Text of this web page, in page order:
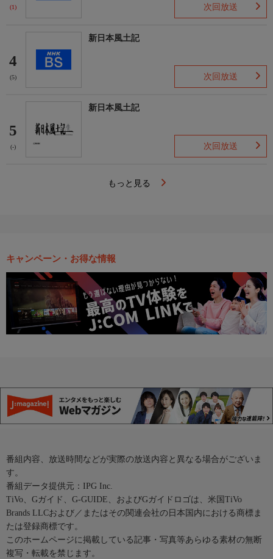
(1) 次回放送
4
(5)
新日本風土記
次回放送
5
(-)
新日本風土記
次回放送
もっと見る
キャンペーン・お得な情報
番組内容、放送時間などが実際の放送内容と異なる場合がございま
す。
番組データ提供元：IPG Inc.
TiVo、Gガイド、G-GUIDE、およびGガイドロゴは、米国TiVo
Brands LLCおよび／またはその関連会社の日本国内における商標ま
たは登録商標です。
このホームページに掲載している記事・写真等あらゆる素材の無断
複写・転載を禁じます。